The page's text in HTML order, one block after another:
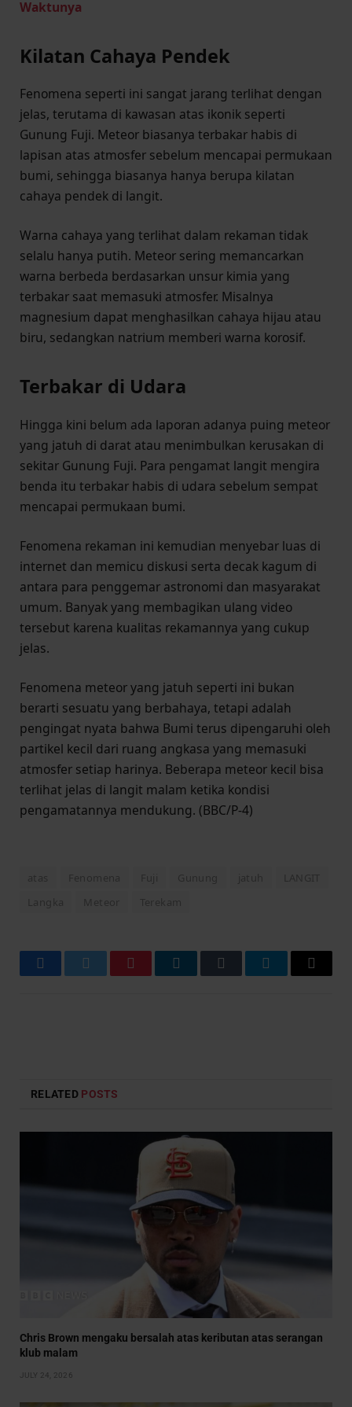
Waktunya
Kilatan Cahaya Pendek
Fenomena seperti ini sangat jarang terlihat dengan
jelas, terutama di kawasan atas ikonik seperti
Gunung Fuji. Meteor biasanya terbakar habis di
lapisan atas atmosfer sebelum mencapai permukaan
bumi, sehingga biasanya hanya berupa kilatan
cahaya pendek di langit.
Warna cahaya yang terlihat dalam rekaman tidak
selalu hanya putih. Meteor sering memancarkan
warna berbeda berdasarkan unsur kimia yang
terbakar saat memasuki atmosfer. Misalnya
magnesium dapat menghasilkan cahaya hijau atau
biru, sedangkan natrium memberi warna korosif.
Terbakar di Udara
Hingga kini belum ada laporan adanya puing meteor
yang jatuh di darat atau menimbulkan kerusakan di
sekitar Gunung Fuji. Para pengamat langit mengira
benda itu terbakar habis di udara sebelum sempat
mencapai permukaan bumi.
Fenomena rekaman ini kemudian menyebar luas di
internet dan memicu diskusi serta decak kagum di
antara para penggemar astronomi dan masyarakat
umum. Banyak yang membagikan ulang video
tersebut karena kualitas rekamannya yang cukup
jelas.
Fenomena meteor yang jatuh seperti ini bukan
berarti sesuatu yang berbahaya, tetapi adalah
pengingat nyata bahwa Bumi terus dipengaruhi oleh
partikel kecil dari ruang angkasa yang memasuki
atmosfer setiap harinya. Beberapa meteor kecil bisa
terlihat jelas di langit malam ketika kondisi
pengamatannya mendukung. (BBC/P-4)
atas Fenomena Gunung jatuh
LANGIT
Langka
Meteor Terekam
FacebookTwitter PinterestLinkedInTumblr TelegramEmail
RELATED POSTS
Chris Brown mengaku bersalah atas keributan atas serangan
klub malam
JULY 24, 2026